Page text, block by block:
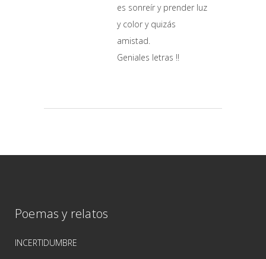
es sonreír y prender luz
y color y quizás
amistad.
Geniales letras !!
Poemas y relatos
INCERTIDUMBRE